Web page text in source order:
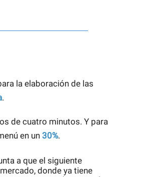
la elaboración de las
.
de cuatro minutos. Y para
en un 30%.
a que el siguiente
donde ya tiene